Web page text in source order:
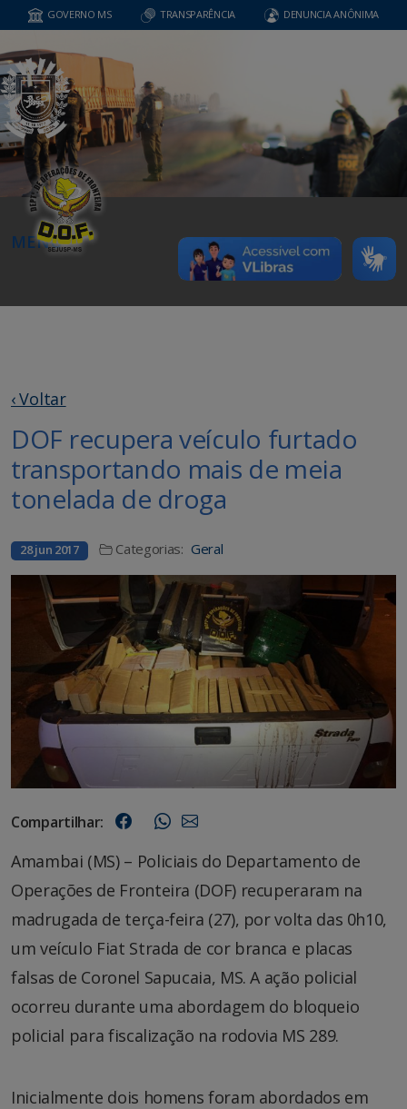
GOVERNO MS TRANSPARÊNCIA DENUNCIA ANÔNIMA
MENU
‹ Voltar
DOF recupera veículo furtado
transportando mais de meia
tonelada de droga
28 jun 2017 Categorias: Geral
Compartilhar:
Amambai (MS) – Policiais do Departamento de
Operações de Fronteira (DOF) recuperaram na
madrugada de terça-feira (27), por volta das 0h10,
um veículo Fiat Strada de cor branca e placas
falsas de Coronel Sapucaia, MS. A ação policial
ocorreu durante uma abordagem do bloqueio
policial para fiscalização na rodovia MS 289.
Inicialmente dois homens foram abordados em